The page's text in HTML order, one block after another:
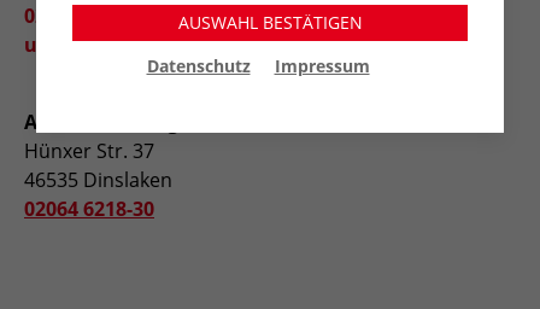
02841-78892-69
u.weidemann@awo-kv-wesel.de
AWO Betreuungsverein – Dinslaken
Hünxer Str. 37
46535 Dinslaken
02064 6218-30
AUSWAHL BESTÄTIGEN
Datenschutz
Impressum